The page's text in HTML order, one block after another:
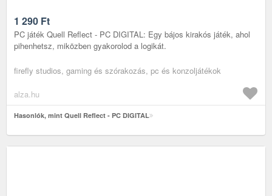
1 290 Ft
PC játék Quell Reflect - PC DIGITAL: Egy bájos kirakós játék, ahol
pihenhetsz, miközben gyakorolod a logikát.
firefly studios, gaming és szórakozás, pc és konzoljátékok
alza.hu
Hasonlók, mint Quell Reflect - PC DIGITAL